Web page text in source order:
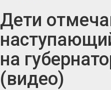
Дети
на
(видео)